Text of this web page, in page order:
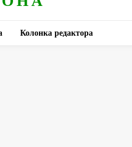
Колонка редактора